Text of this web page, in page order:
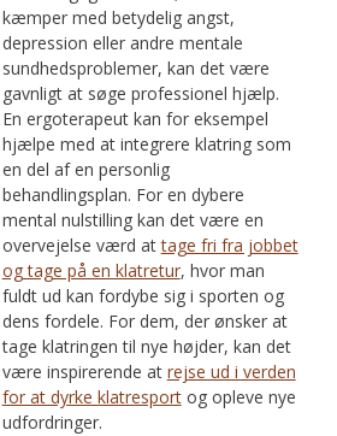
kæmper med betydelig angst,
depression eller andre mentale
sundhedsproblemer, kan det være
gavnligt at søge professionel hjælp.
En ergoterapeut kan for eksempel
hjælpe med at integrere klatring som
en del af en personlig
behandlingsplan. For en dybere
mental nulstilling kan det være en
overvejelse værd attage fri fra jobbet
og tage på en klatretur, hvor man
fuldt ud kan fordybe sig i sporten og
dens fordele. For dem, der ønsker at
tage klatringen til nye højder, kan det
være inspirerende at rejse ud i verden
for at dyrke klatresportog opleve nye
udfordringer.